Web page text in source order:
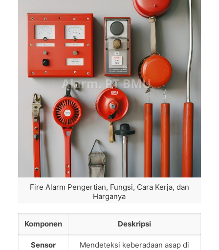
Fire Alarm Pengertian, Fungsi, Cara Kerja, dan
Harganya
Komponen Deskripsi
Sensor
Mendeteksi keberadaan asap di